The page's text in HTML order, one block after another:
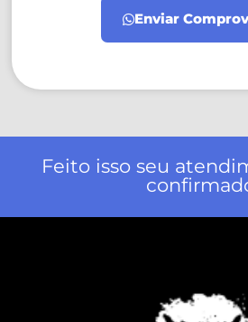
Enviar
Feito isso seu